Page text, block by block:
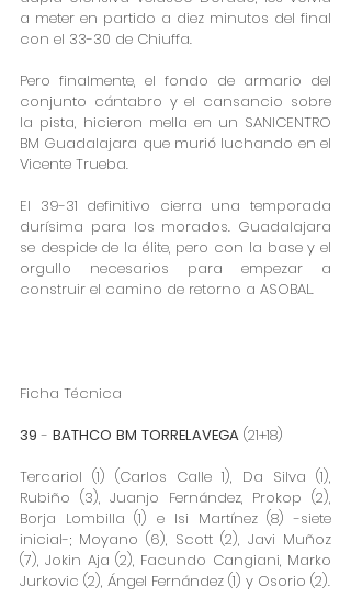
a meter en partido a diez minutos del final
con el 33-30 de Chiuffa.
Pero finalmente, el fondo de armario del
conjunto cántabro y el cansancio sobre
la pista, hicieron mella en un SANICENTRO
BM Guadalajara que murió luchando en el
Vicente Trueba.
El 39-31 definitivo cierra una temporada
durísima para los morados. Guadalajara
se despide de la élite, pero con la base y el
orgullo necesarios para empezar a
construir el camino de retorno a ASOBAL.
​Ficha Técnica
39 - BATHCO BM TORRELAVEGA (21+18)
Tercariol (1) (Carlos Calle 1), Da Silva (1),
Rubiño (3), Juanjo Fernández, Prokop (2),
Borja Lombilla (1) e Isi Martínez (8) -siete
inicial-; Moyano (6), Scott (2), Javi Muñoz
(7), Jokin Aja (2), Facundo Cangiani, Marko
Jurkovic (2), Ángel Fernández (1) y Osorio (2).